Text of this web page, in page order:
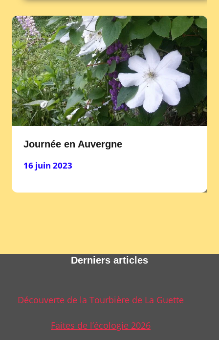
Journée en Auvergne
16 juin 2023
Derniers articles
Découverte de la Tourbière de La Guette
Faites de l’écologie 2026